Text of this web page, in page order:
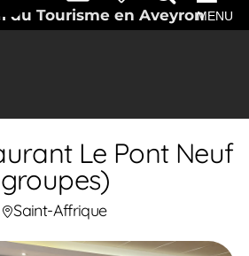
du Tourisme en AveyronMENU
Le Pont Neuf
Saint-Affrique